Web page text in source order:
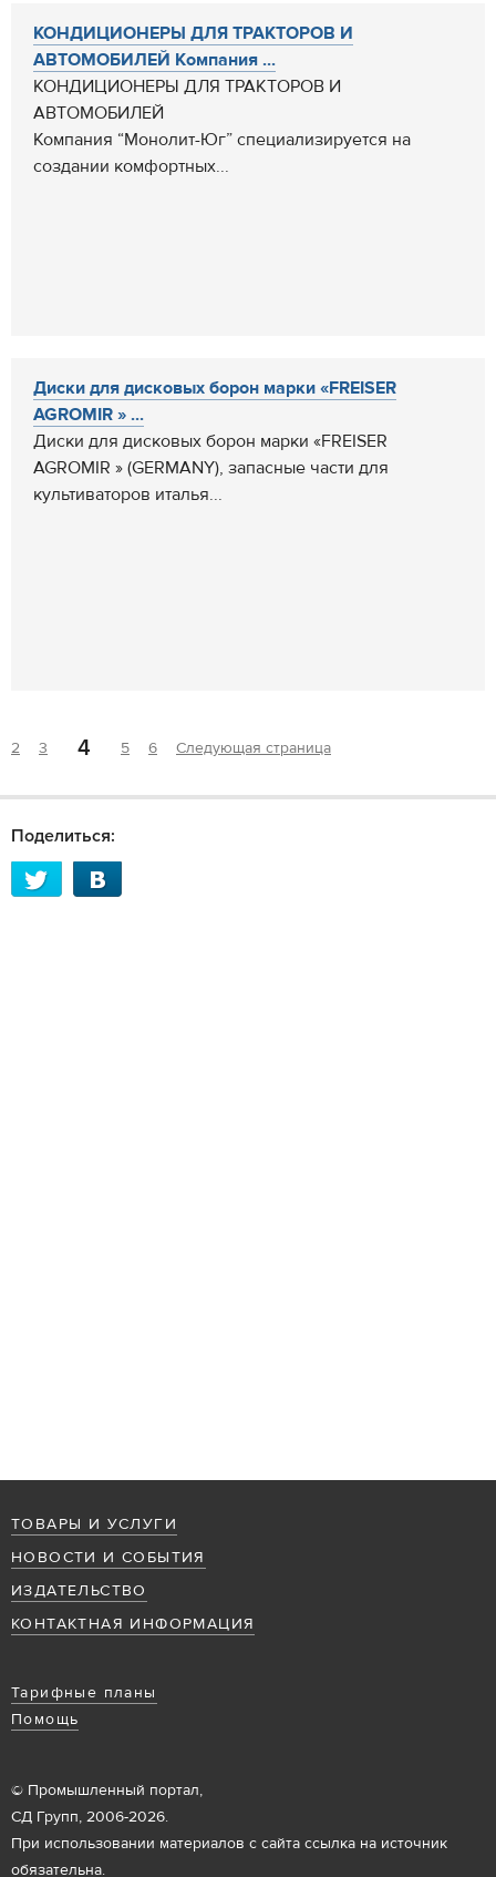
КОНДИЦИОНЕРЫ ДЛЯ ТРАКТОРОВ И
АВТОМОБИЛЕЙ Компания ...
КОНДИЦИОНЕРЫ ДЛЯ ТРАКТОРОВ И
АВТОМОБИЛЕЙ
Компания “Монолит-Юг” специализируется на
создании комфортных...
Диски для дисковых борон марки «FREISER
AGROMIR » ...
Диски для дисковых борон марки «FREISER
AGROMIR » (GERMANY), запасные части для
культиваторов италья...
2 3 4 5 6 Следующая страница
Поделиться:
ТОВАРЫ И УСЛУГИ
НОВОСТИ И СОБЫТИЯ
ИЗДАТЕЛЬСТВО
КОНТАКТНАЯ ИНФОРМАЦИЯ
Тарифные планы
Помощь
© Промышленный портал,
СД Групп, 2006-2026.
При использовании материалов с сайта ссылка на источник
обязательна.